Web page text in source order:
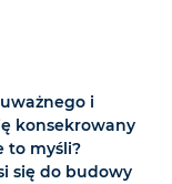
i
konsekrowany
to myśli?
się do budowy